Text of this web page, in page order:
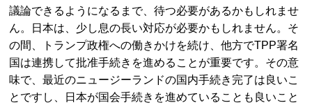
議論できるようになるまで、待つ必要があるかもしれませ
ん。日本は、少し息の長い対応が必要かもしれません。そ
の間、トランプ政権への働きかけを続け、他方でTPP署名
国は連携して批准手続きを進めることが重要です。その意
味で、最近のニュージーランドの国内手続き完了は良いこ
とですし、日本が国会手続きを進めていることも良いこと